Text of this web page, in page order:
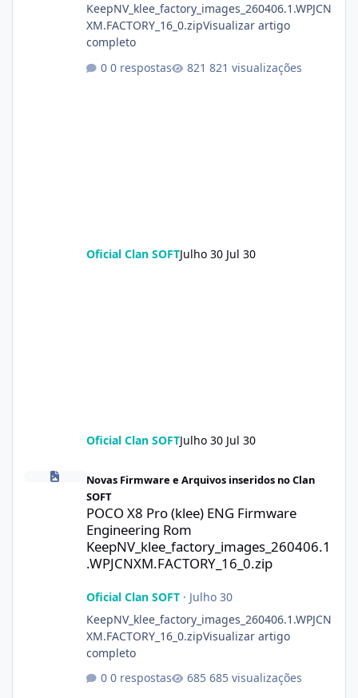
KeepNV_klee_factory_images_260406.1.WPJCN
XM.FACTORY_16_0.zipVisualizar artigo
completo
0 respostas
821 visualizações
Oficial Clan SOFTJulho 30 Jul 30
Oficial Clan SOFTJulho 30 Jul 30
POCO X8 Pro (klee) ENG Firmware Engineering Rom
Novas Firmware e Arquivos inseridos no Clan
SOFT
POCO X8 Pro (klee) ENG Firmware
Engineering Rom
KeepNV_klee_factory_images_260406.1
.WPJCNXM.FACTORY_16_0.zip
Oficial Clan SOFT· Julho 30
KeepNV_klee_factory_images_260406.1.WPJCN
XM.FACTORY_16_0.zipVisualizar artigo
completo
0 respostas
685 visualizações